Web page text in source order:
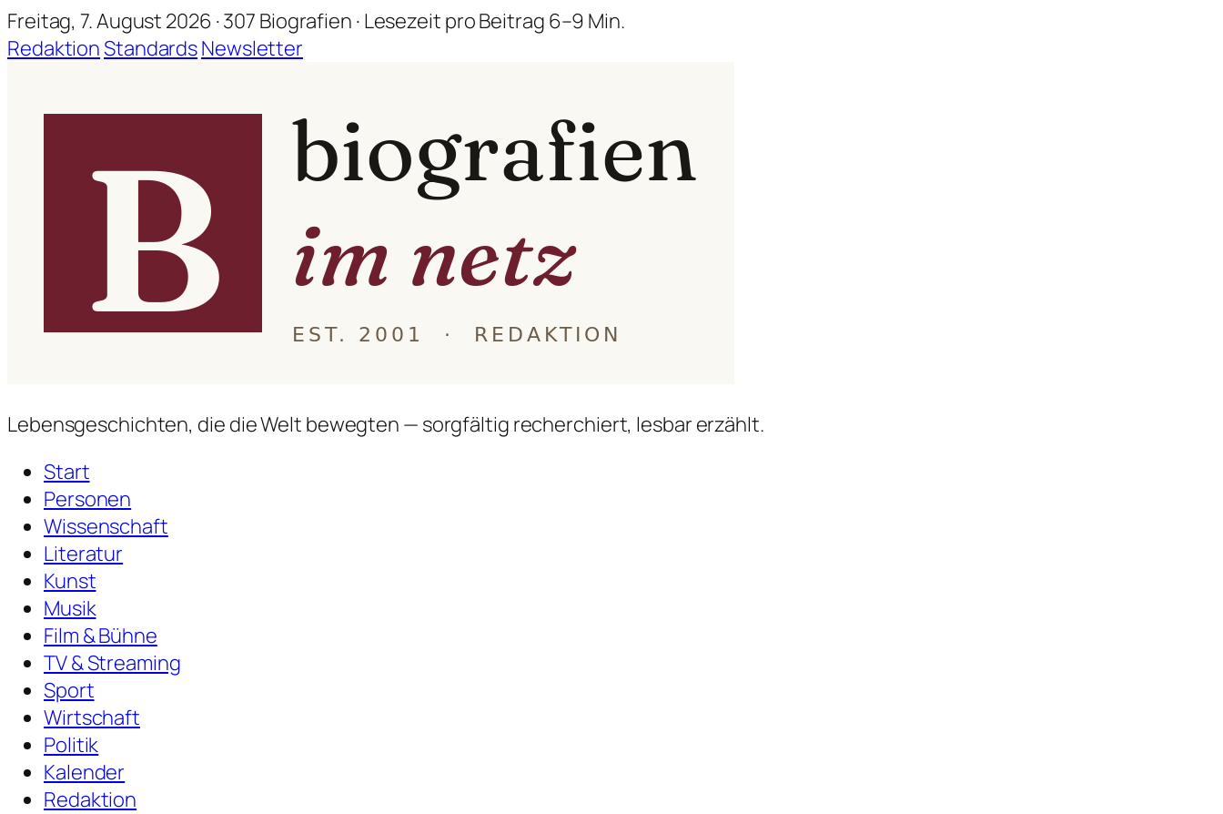
Freitag, 7. August 2026 · 307 Biografien · Lesezeit pro Beitrag 6–9 Min.
RedaktionStandardsNewsletter
Lebensgeschichten, die die Welt bewegten — sorgfältig recherchiert, lesbar erzählt.
Start
Personen
Wissenschaft
Literatur
Kunst
Musik
Film & Bühne
TV & Streaming
Sport
Wirtschaft
Politik
Kalender
Redaktion